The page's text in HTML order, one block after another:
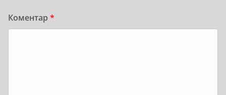
Коментар *